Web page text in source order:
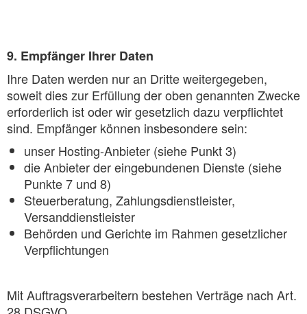
9. Empfänger Ihrer Daten
Ihre Daten werden nur an Dritte weitergegeben,
soweit dies zur Erfüllung der oben genannten Zwecke
erforderlich ist oder wir gesetzlich dazu verpflichtet
sind. Empfänger können insbesondere sein:
unser Hosting-Anbieter (siehe Punkt 3)
die Anbieter der eingebundenen Dienste (siehe
Punkte 7 und 8)
Steuerberatung, Zahlungsdienstleister,
Versanddienstleister
Behörden und Gerichte im Rahmen gesetzlicher
Verpflichtungen
Mit Auftragsverarbeitern bestehen Verträge nach Art.